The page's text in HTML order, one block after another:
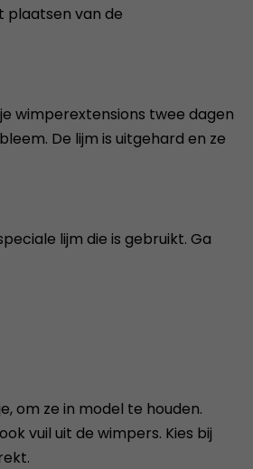
plaatsen van de
wimperextensions twee dagen
De lijm is uitgehard en ze
lijm die is gebruikt. Ga
om ze in model te houden.
vuil uit de wimpers. Kies bij